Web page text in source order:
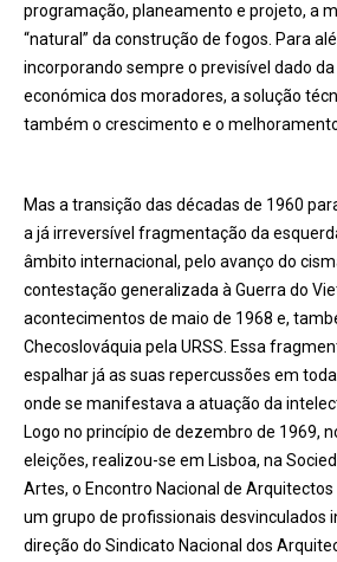
programação, planeamento e projeto, a
“natural” da construção de fogos. Para
incorporando sempre o previsível dado
económica dos moradores, a solução
também o crescimento e o
Mas a transição das décadas de 1960
a já irreversível fragmentação da
âmbito internacional, pelo avanço do
contestação generalizada à Guerra do
acontecimentos de maio de 1968 e,
Checoslováquia pela URSS. Essa
espalhar já as suas repercussões em
onde se manifestava a atuação da
Logo no princípio de dezembro de 1969,
eleições, realizou-se em Lisboa, na
Artes, o Encontro Nacional de
um grupo de profissionais desvinculados
direção do Sindicato Nacional dos